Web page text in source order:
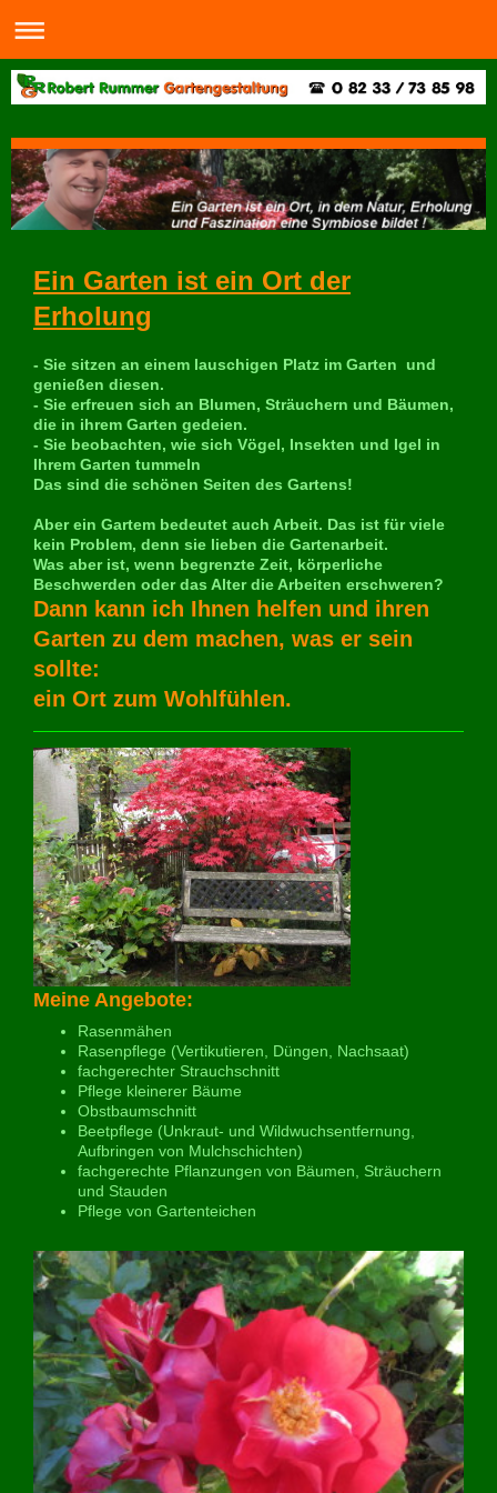
Ein Garten ist ein Ort der
Erholung
- Sie sitzen an einem lauschigen Platz im Garten und
genießen diesen.
- Sie erfreuen sich an Blumen, Sträuchern und Bäumen,
die in ihrem Garten gedeien.
- Sie beobachten, wie sich Vögel, Insekten und Igel in
Ihrem Garten tummeln
Das sind die schönen Seiten des Gartens!
Aber ein Gartem bedeutet auch Arbeit. Das ist für viele
kein Problem, denn sie lieben die Gartenarbeit.
Was aber ist, wenn begrenzte Zeit, körperliche
Beschwerden oder das Alter die Arbeiten erschweren?
Dann kann ich Ihnen helfen und ihren
Garten zu dem machen, was er sein
sollte:
ein Ort zum Wohlfühlen.
Meine Angebote:
Rasenmähen
Rasenpflege (Vertikutieren, Düngen, Nachsaat)
fachgerechter Strauchschnitt
Pflege kleinerer Bäume
Obstbaumschnitt
Beetpflege (Unkraut- und Wildwuchsentfernung,
Aufbringen von Mulchschichten)
fachgerechte Pflanzungen von Bäumen, Sträuchern
und Stauden
Pflege von Gartenteichen